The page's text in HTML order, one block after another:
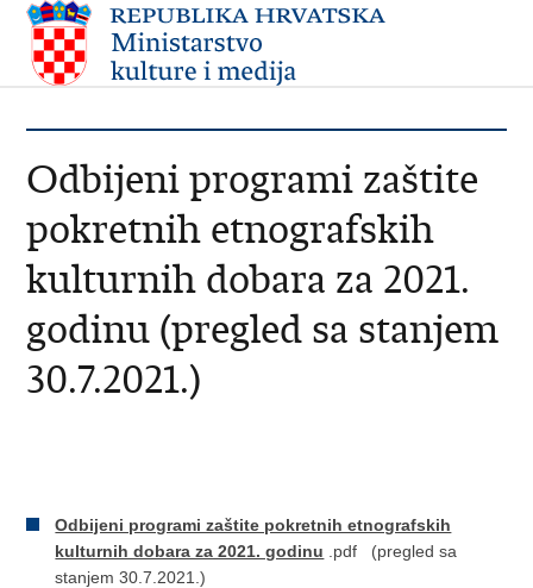
Odbijeni programi zaštite
pokretnih etnografskih
kulturnih dobara za 2021.
godinu (pregled sa stanjem
30.7.2021.)
Odbijeni programi zaštite pokretnih etnografskih
kulturnih dobara za 2021. godinu .pdf (pregled sa
stanjem 30.7.2021.)